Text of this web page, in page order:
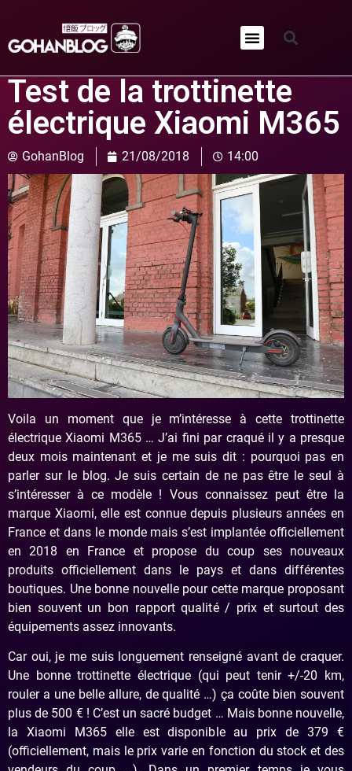
Test de la trottinette
électrique Xiaomi M365
GohanBlog 21/08/2018 14:00
Voila un moment que je m’intéresse à cette trottinette
électrique Xiaomi M365 … J’ai fini par craqué il y a presque
deux mois maintenant et je me suis dit : pourquoi pas en
parler sur le blog. Je suis certain de ne pas être le seul à
s’intéresser à ce modèle ! Vous connaissez peut être la
marque Xiaomi, elle est connue depuis plusieurs années en
France et dans le monde mais s’est implantée officiellement
en 2018 en France et propose du coup ses nouveaux
produits officiellement dans le pays et dans différentes
boutiques. Une bonne nouvelle pour cette marque proposant
bien souvent un bon rapport qualité / prix et surtout des
équipements assez innovants.
Car oui, je me suis longuement renseigné avant de craquer.
Une bonne trottinette électrique (qui peut tenir +/-20 km,
rouler a une belle allure, de qualité …) ça coûte bien souvent
plus de 500 € ! C’est un sacré budget … Mais bonne nouvelle,
la Xiaomi M365 elle est disponible au prix de 379 €
(officiellement, mais le prix varie en fonction du stock et des